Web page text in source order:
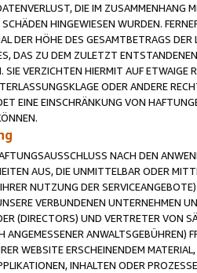
DIE IM ZUSAMMENHANG
HINGEWIESEN WURDEN.
DER HÖHE DES GESAMTBETRAGS
DAS ZU DEM ZULETZT
SIE VERZICHTEN HIERMIT AUF
ODER ANDERE
EINE EINSCHRÄNKUNG VON
NACH DEN
AUS, DIE UNMITTELBAR ODER
NUTZUNG DER
VERBUNDENEN UNTERNEHMEN
(DIRECTORS) UND VERTRETER VON
ANGEMESSENER
WEBSITE ERSCHEINENDEM
INHALTEN ODER